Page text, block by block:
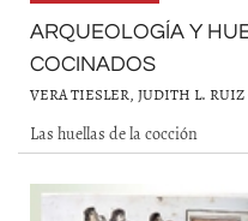
ARQUEOLOGÍA Y
COCINADOS
VERA TIESLER, JUDITH L. RUIZ
Las huellas de la cocción